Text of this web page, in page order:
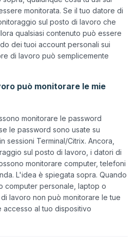
monitorata. Se il tuo datore di
sul posto di lavoro che
qualsiasi contenuto può essere
dei tuoi account personali sui
di lavoro può semplicemente
può monitorare le mie
monitorare le password
le password sono usate su
sessioni Terminal/Citrix. Ancora,
sul posto di lavoro, i datori di
monitorare computer, telefoni
L'idea è spiegata sopra. Quando
computer personale, laptop o
lavoro non può monitorare le tue
al tuo dispositivo